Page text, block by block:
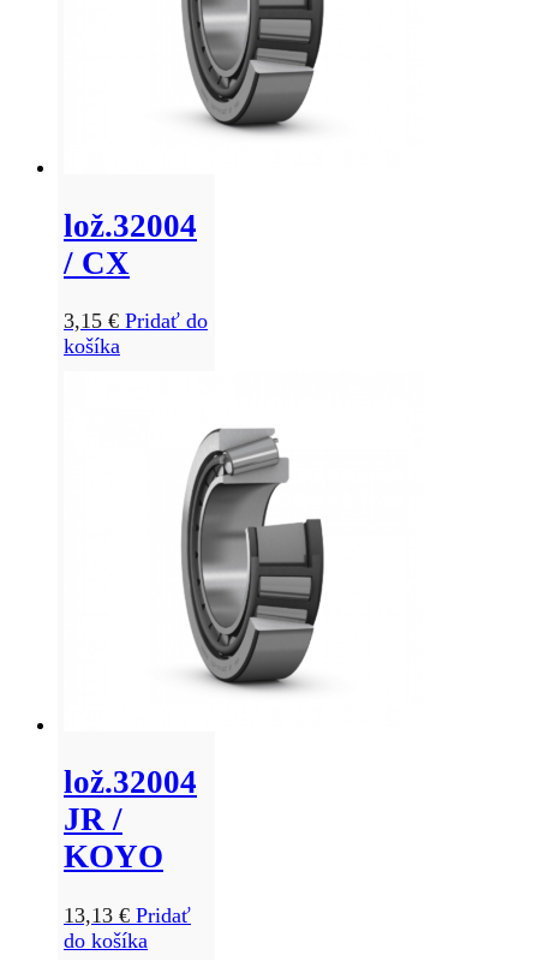
lož.32004
/ CX
3,15 € Pridať do
košíka
lož.32004
JR /
KOYO
13,13 € Pridať
do košíka